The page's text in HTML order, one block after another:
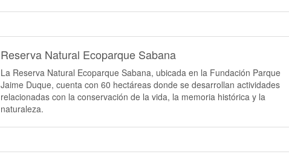
Reserva Natural Ecoparque Sabana
La Reserva Natural Ecoparque Sabana, ubicada en la Fundación Parque
Jaime Duque, cuenta con 60 hectáreas donde se desarrollan actividades
relacionadas con la conservación de la vida, la memoria histórica y la
naturaleza.